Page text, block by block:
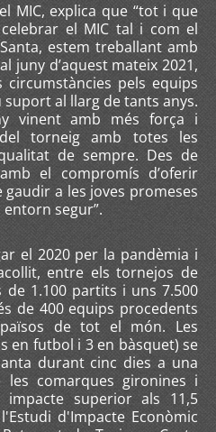
MIC, explica que “tot i que
el MIC tal i com el
estem treballant amb
juny d’aquest mateix 2021,
pels equips
al llarg de tants anys.
vinent amb més força i
torneig amb totes les
de sempre. Des de
el compromís d’oferir
a les joves promeses
segur”.
el 2020 per la pandèmia i
entre els tornejos de
1.100 partits i uns 7.500
de 400 equips procedents
de tot el món. Les
en futbol i 3 en bàsquet) se
durant cinc dies a una
comarques gironines i
superior als 11,5
d'Impacte Econòmic